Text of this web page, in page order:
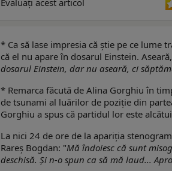
Evaluaţi acest articol
* Ca să lase impresia că știe pe ce lume
că el nu apare în dosarul Einstein.
dosarul Einstein, dar nu aseară, ci
* Remarca făcută de Alina Gorghiu în
de tsunami al luărilor de poziție din
Gorghiu a spus că partidul lor este
La nici 24 de ore de la apariția
Rareș Bogdan: "Mă îndoiesc că sunt
deschisă. Și n-o spun ca să mă laud...